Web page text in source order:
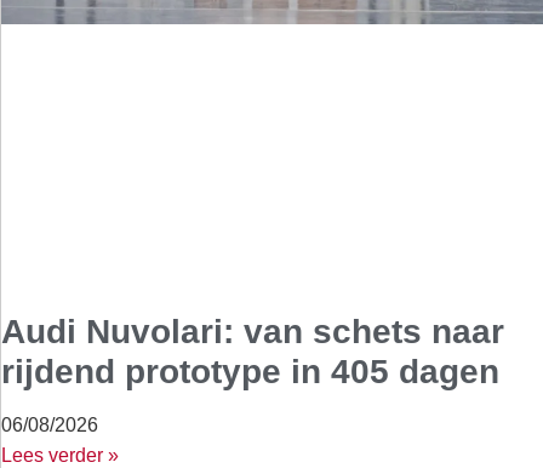
Audi Nuvolari: van schets naar
rijdend prototype in 405 dagen
06/08/2026
Lees verder »